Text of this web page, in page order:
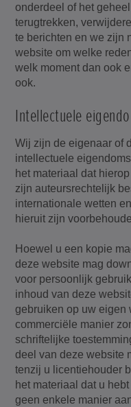
onderdeel of het
terugtrekken,
te berichten en we zijn
website om welke
welk moment dan ook
ook.
Intellectuele
Wij zijn de eigenaar of
intellectuele
het materiaal dat
zijn auteursrechtelijk
internationale wetten
hieruit zijn
Hoewel u een kopie
deze website mag
voor persoonlijk
inhoud van deze
gebruiken op uw eigen
commerciële manier
schriftelijke
deel van deze website
tenzij u licentiehouder
het materiaal dat u
geen enkele manier